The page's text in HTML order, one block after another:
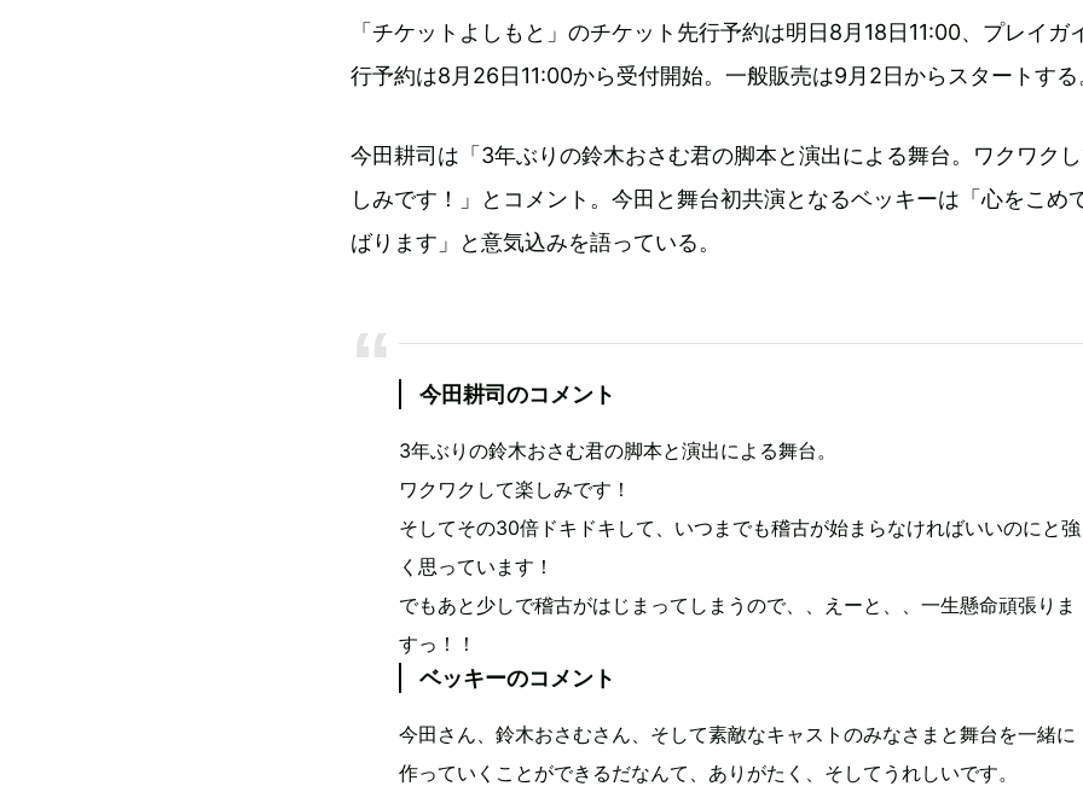
「チケットよしもと」のチケット先行予約は明日8月18日11:00、プレイガ
行予約は8月26日11:00から受付開始。一般販売は9月2日からスタートする
今田耕司は「3年ぶりの鈴木おさむ君の脚本と演出による舞台。ワクワク
しみです！」とコメント。今田と舞台初共演となるベッキーは「心をこめ
ばります」と意気込みを語っている。
今田耕司のコメント
3年ぶりの鈴木おさむ君の脚本と演出による舞台。
ワクワクして楽しみです！
そしてその30倍ドキドキして、いつまでも稽古が始まらなければいいのにと強
く思っています！
でもあと少しで稽古がはじまってしまうので、、えーと、、一生懸命頑張りま
すっ！！
ベッキーのコメント
今田さん、鈴木おさむさん、そして素敵なキャストのみなさまと舞台を一緒に
作っていくことができるだなんて、ありがたく、そしてうれしいです。